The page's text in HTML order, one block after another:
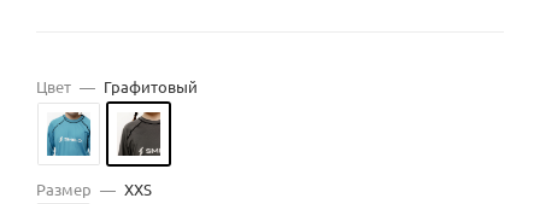
Цвет — Графитовый
Размер — XXS